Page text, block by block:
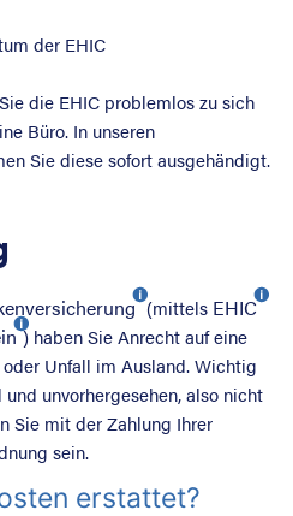
der EHIC
die EHIC problemlos zu sich
Büro. In unseren
Sie diese sofort ausgehändigt.
(mittels EHIC
) haben Sie Anrecht auf eine
Unfall im Ausland. Wichtig
unvorhergesehen, also nicht
Sie mit der Zahlung Ihrer
sein.
erstattet?